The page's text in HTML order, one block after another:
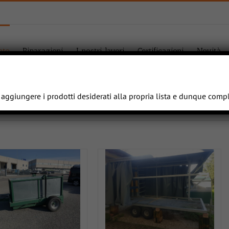
Riparazioni I nostri lavori Certificazioni Novità
i prodotti desiderati alla propria lista e dunque